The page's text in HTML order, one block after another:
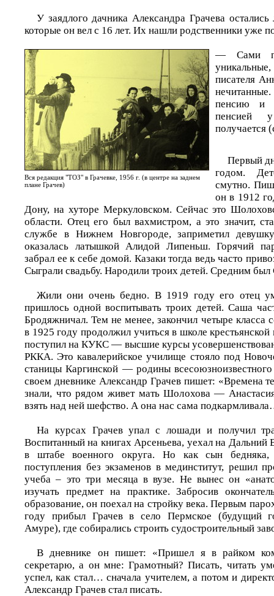
У заядлого дачника Александра Грачева
которые он вел с 16 лет. Их нашли родственники уже
Вся редакция "ТОЗ" в Грачевке, 1956 г. (в центре на заднем
плане Грачев)
— Сами
писателя
пенсию и
пенсией
получается
Первый
годом.
смутно.
он в 1912
Дону, на хуторе Меркуловском. Сейчас это
области. Отец его был вахмистром, а это значит,
службе в Нижнем Новгороде, заприметил
оказалась латышкой Алидой Липеньш. Горячий
забрал ее к себе домой. Казаки тогда ведь часто
Сыграли свадьбу. Народили троих детей. Средним
Жили они очень бедно. В 1919 году его отец
пришлось одной воспитывать троих детей. Саша
Бродяжничал. Тем не менее, закончил четыре класса
в 1925 году продолжил учиться в школе
поступил на КУКС — высшие курсы
РККА. Это кавалерийское училище стояло под
станицы Каргинской — родины
своем дневнике Александр Грачев пишет: «Времена
знали, что рядом живет мать Шолохова —
взять над ней шефство. А она нас сама
На курсах Грачев упал с лошади и получил
Воспитанный на книгах Арсеньева, уехал на Дальний
в штабе военного округа. Но как сын
поступления без экзаменов в мединститут, решил
учеба – это три месяца в вузе. Не вынес он
изучать предмет на практике. Забросив
образование, он поехал на стройку века. Первым
году прибыл Грачев в село Пермское (будущий
Амуре), где собирались строить судостроительный
В дневнике он пишет: «Пришел я в райком
секретарю, а он мне: Грамотный? Писать, читать
успел, как стал… сначала учителем, а потом и
Александр Грачев стал писать.